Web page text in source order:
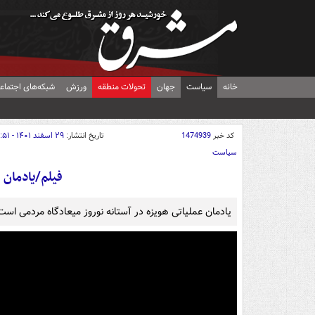
خانه سیاست جهان تحولات منطقه ورزش شبکه‌های
کد خبر1474939 تاریخ انتشار: ۲۹ اسفند ۱۴۰۱ - ۲۱:۵۱
سیاست
فیلم/
یادمان عملیاتی هویزه در آستانه نوروز میعادگاه مردمی